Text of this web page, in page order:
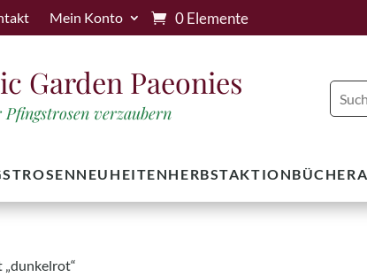
Mein Konto 0 Elemente
Garden Paeonies
verzaubern
NEUHEITENHERBSTAKTIONBÜCHER